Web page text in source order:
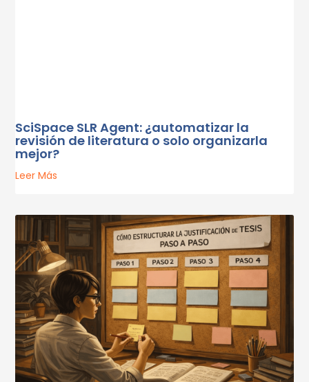
SciSpace SLR Agent: ¿automatizar la
revisión de literatura o solo organizarla
mejor?
Leer Más